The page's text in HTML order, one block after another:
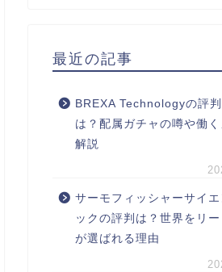
最近の記事
BREXA Technologyの評判
は？配属ガチャの噂や働
解説
サーモフィッシャーサイエ
ックの評判は？世界をリ
が選ばれる理由